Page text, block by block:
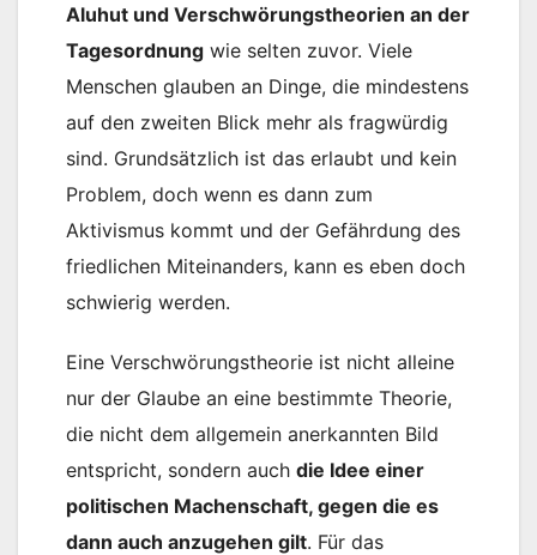
Aluhut und Verschwörungstheorien an der
Tagesordnung wie selten zuvor. Viele
Menschen glauben an Dinge, die mindestens
auf den zweiten Blick mehr als fragwürdig
sind. Grundsätzlich ist das erlaubt und kein
Problem, doch wenn es dann zum
Aktivismus kommt und der Gefährdung des
friedlichen Miteinanders, kann es eben doch
schwierig werden.
Eine Verschwörungstheorie ist nicht alleine
nur der Glaube an eine bestimmte Theorie,
die nicht dem allgemein anerkannten Bild
entspricht, sondern auch die Idee einer
politischen Machenschaft, gegen die es
dann auch anzugehen gilt. Für das